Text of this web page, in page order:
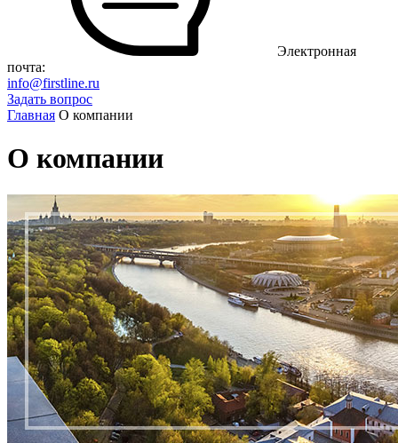
Электронная
почта:
info@firstline.ru
Задать вопрос
Главная О компании
О компании